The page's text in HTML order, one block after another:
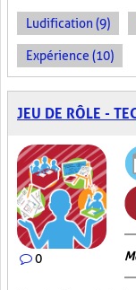
Ludification (9)
Expérience (10)
JEU DE RÔLE -
0